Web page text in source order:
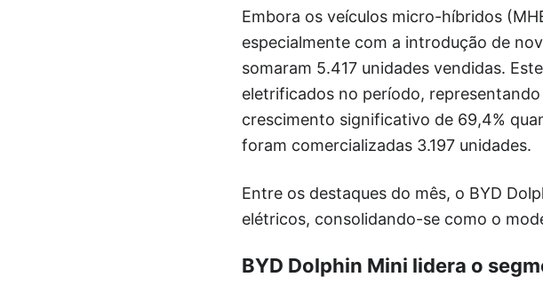
Embora os veículos micro-híbridos
especialmente com a introdução de
somaram 5.417 unidades vendidas.
eletrificados no período,
crescimento significativo de 69,4%
foram comercializadas 3.197 unidades.
Entre os destaques do mês, o BYD
elétricos, consolidando-se como o
BYD Dolphin Mini lidera o